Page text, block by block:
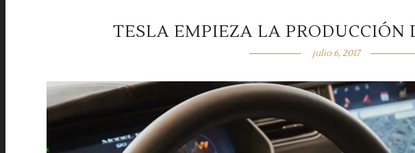
TESLA EMPIEZA LA PRODUCCIÓN
julio 6, 2017